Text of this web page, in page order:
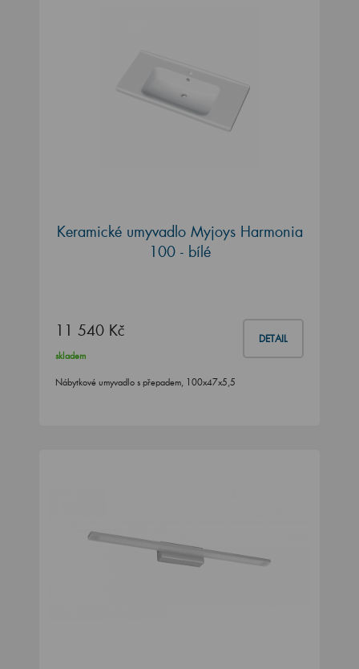
Keramické umyvadlo Myjoys Harmonia
100 - bílé
11 540 Kč DETAIL
skladem
Nábytkové umyvadlo s přepadem, 100x47x5,5